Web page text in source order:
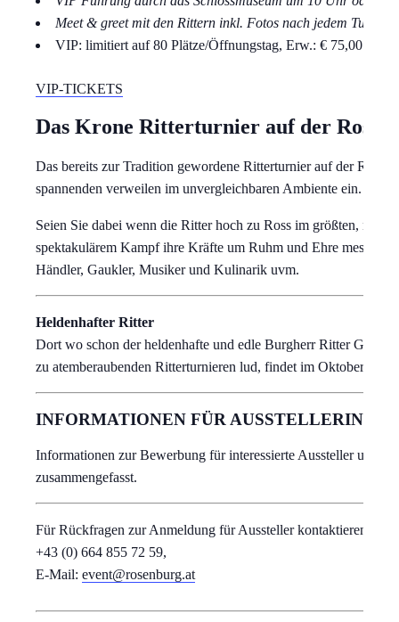
Meet & greet mit den Rittern inkl. Fotos nach jedem Turnier
VIP: limitiert auf 80 Plätze/Öffnungstag, Erw.: € 75,00 / Ki.
VIP-TICKETS
Das Krone Ritterturnier auf der
Das bereits zur Tradition gewordene Ritterturnier auf der
spannenden verweilen im unvergleichbaren Ambiente ein.
Seien Sie dabei wenn die Ritter hoch zu Ross im größten,
spektakulärem Kampf ihre Kräfte um Ruhm und Ehre messen.
Händler, Gaukler, Musiker und Kulinarik uvm.
Heldenhafter Ritter
Dort wo schon der heldenhafte und edle Burgherr Ritter
zu atemberaubenden Ritterturnieren lud, findet im Oktober
INFORMATIONEN FÜR AUSSTELLERINNEN
Informationen zur Bewerbung für interessierte Aussteller und
zusammengefasst.
Für Rückfragen zur Anmeldung für Aussteller kontaktieren Sie
+43 (0) 664 855 72 59,
E-Mail: event@rosenburg.at